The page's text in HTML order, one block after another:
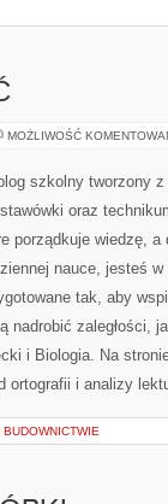
MOŻLIWOŚĆ
szkolny tworzony
oraz
porządkuje wiedzę, a
nauce, jesteś
tak, aby
nadrobić zaległości,
i Biologia. Na
ortografii i analizy